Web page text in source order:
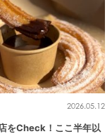
2026.05.12
をCheck！ここ半年以